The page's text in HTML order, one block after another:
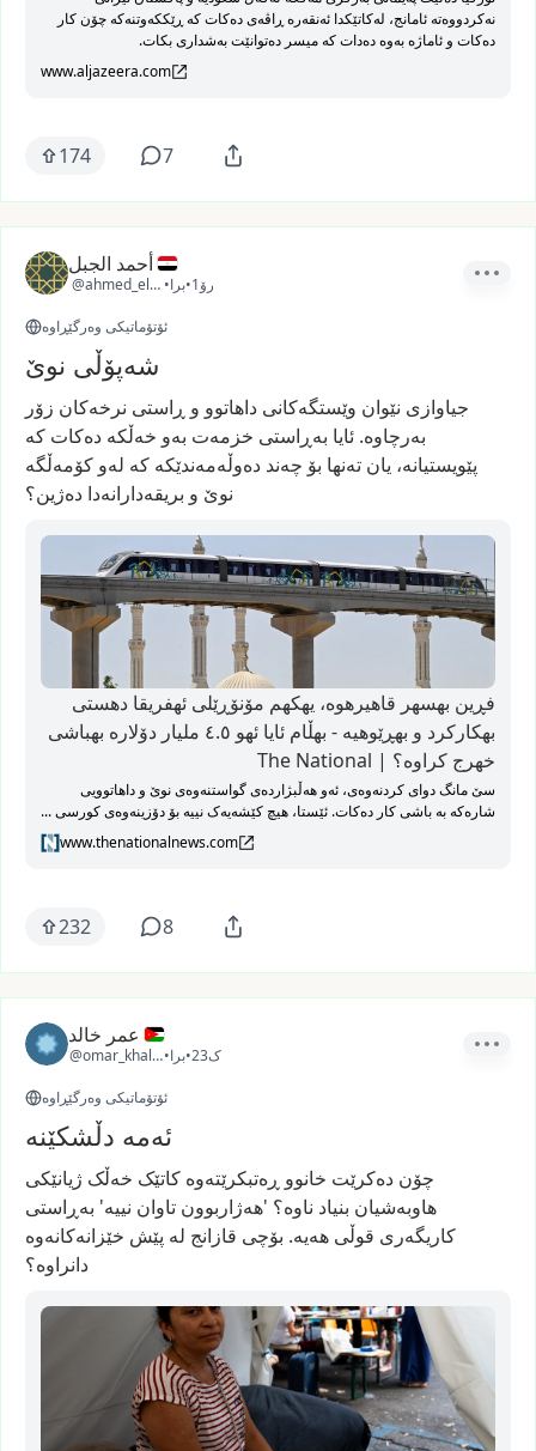
نەکردووەتە ئامانج، لەکاتێکدا ئەنقەرە ڕاڤەی دەکات کە ڕێککەوتنەکە چۆن کار
دەکات و ئاماژە بەوە دەدات کە میسر دەتوانێت بەشداری بکات.
www.aljazeera.com
174 7
أحمد الجبل
@ahmed_elgabal
•برا• 1رۆ
ئۆتۆماتیکی وەرگێڕاوە
شەپۆڵی نوێ
جیاوازی نێوان وێستگەکانی داهاتوو و ڕاستی نرخەکان زۆر
بەرچاوە. ئایا بەڕاستی خزمەت بەو خەڵکە دەکات کە
پێویستیانە، یان تەنها بۆ چەند دەوڵەمەندێکە کە لەو کۆمەڵگە
نوێ و بریقەدارانەدا دەژین؟
فڕین بهسهر قاهیرهوه، یهکهم مۆنۆڕێلی ئهفریقا دهستی
بهکارکرد و بهڕێوهیه - بهڵام ئایا ئهو ٤.٥ ملیار دۆلاره بهباشی
خهرج کراوه؟ | The National
سێ مانگ دوای کردنەوەی، ئەو هەڵبژاردەی گواستنەوەی نوێ و داهاتوویی
شارەکە بە باشی کار دەکات. ئێستا، هیچ کێشەیەک نییە بۆ دۆزینەوەی کورسی ...
www.thenationalnews.com
232 8
عمر خالد
@omar_khaled26
•برا• 23ک
ئۆتۆماتیکی وەرگێڕاوە
ئەمە دڵشکێنە
چۆن دەکرێت خانوو ڕەتبکرێتەوە کاتێک خەڵک ژیانێکی
هاوبەشیان بنیاد ناوە؟ 'هەژاربوون تاوان نییە' بەڕاستی
کاریگەری قوڵی هەیە. بۆچی قازانج لە پێش خێزانەکانەوە
دانراوە؟